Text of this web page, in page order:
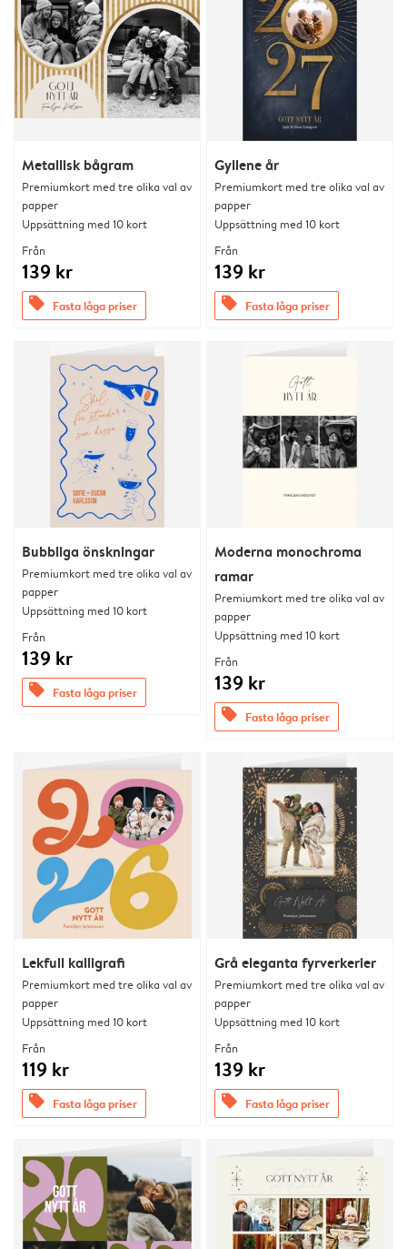
Metallisk bågram
Premiumkort med tre olika val av
papper
Uppsättning med 10 kort
Från
139 kr
offers Fasta låga priser
Gyllene år
Premiumkort med tre olika val av
papper
Uppsättning med 10 kort
Från
139 kr
offers Fasta låga priser
Bubbliga önskningar
Premiumkort med tre olika val av
papper
Uppsättning med 10 kort
Från
139 kr
offers Fasta låga priser
Moderna monochroma
ramar
Premiumkort med tre olika val av
papper
Uppsättning med 10 kort
Från
139 kr
offers Fasta låga priser
Lekfull kalligrafi
Premiumkort med tre olika val av
papper
Uppsättning med 10 kort
Från
119 kr
offers Fasta låga priser
Grå eleganta fyrverkerier
Premiumkort med tre olika val av
papper
Uppsättning med 10 kort
Från
139 kr
offers Fasta låga priser